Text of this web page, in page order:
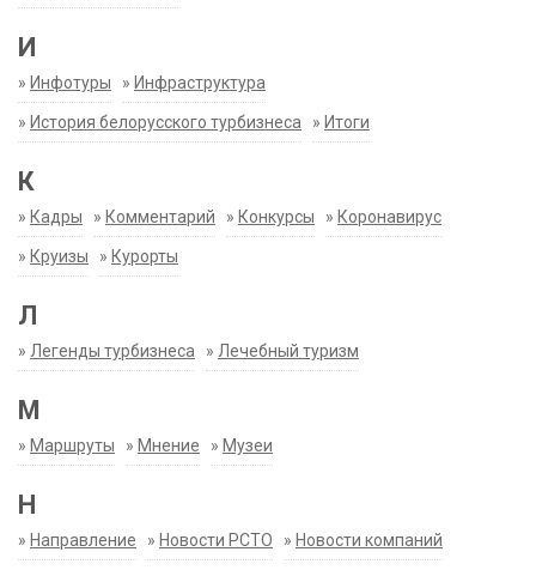
И
» Инфотуры » Инфраструктура
» История белорусского турбизнеса » Итоги
К
» Кадры » Комментарий » Конкурсы » Коронавирус
» Круизы » Курорты
Л
» Легенды турбизнеса » Лечебный туризм
М
» Маршруты » Мнение » Музеи
Н
» Направление » Новости РСТО » Новости компаний